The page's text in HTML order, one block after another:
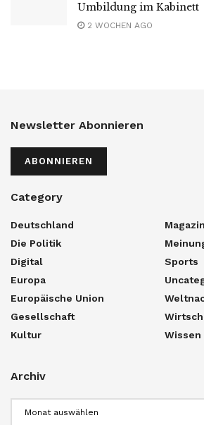
Umbildung im Kabinett
2 WOCHEN AGO
Newsletter Abonnieren
ABONNIEREN
Category
Deutschland
Die Politik
Digital
Europa
Europäische Union
Gesellschaft
Kultur
Magazin
Sports
Wissen
Archiv